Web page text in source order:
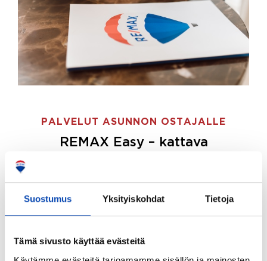
Suostumus Yksityiskohdat Tietoja
Tämä sivusto käyttää evästeitä
PALVELUT ASUNNON OSTAJALLE
REMAX Easy – kattava
ostajille.
Tee ostotoimeksianto ja etsimme juuri